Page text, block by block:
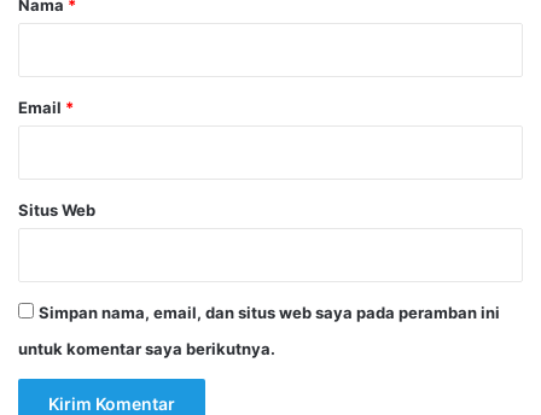
Nama *
Email *
Situs Web
Simpan nama, email, dan situs web saya pada peramban ini
untuk komentar saya berikutnya.